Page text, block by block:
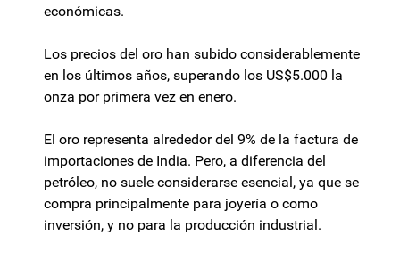
económicas.
Los precios del oro han subido considerablemente
en los últimos años, superando los US$5.000 la
onza por primera vez en enero.
El oro representa alrededor del 9% de la factura de
importaciones de India. Pero, a diferencia del
petróleo, no suele considerarse esencial, ya que se
compra principalmente para joyería o como
inversión, y no para la producción industrial.